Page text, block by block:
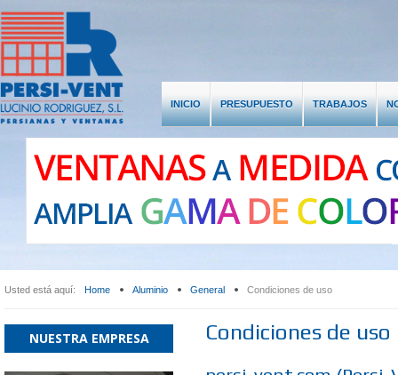
INICIO PRESUPUESTO TRABAJOS
Usted está aquí: Home Aluminio General Condiciones de uso
NUESTRA EMPRESA Condiciones de uso
LOGINorRegister
LOG IN
Usuario
REGISTER
Required field
Name:*
Username: